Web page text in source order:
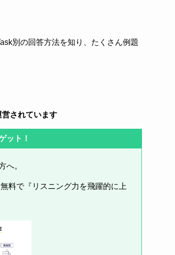
別の回答方法を知り、たくさん例題
されています
ット！
へ。
料で『リスニング力を飛躍的に上